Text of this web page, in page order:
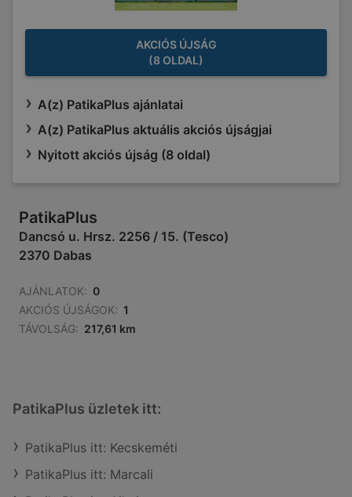
AKCIÓS ÚJSÁG
(8 OLDAL)
A(z) PatikaPlus ajánlatai
A(z) PatikaPlus aktuális akciós újságjai
Nyitott akciós újság (8 oldal)
PatikaPlus
Dancsó u. Hrsz. 2256 / 15. (Tesco)
2370 Dabas
AJÁNLATOK: 0
AKCIÓS ÚJSÁGOK: 1
TÁVOLSÁG: 217,61 km
PatikaPlus üzletek itt:
PatikaPlus itt: Kecskeméti
PatikaPlus itt: Marcali